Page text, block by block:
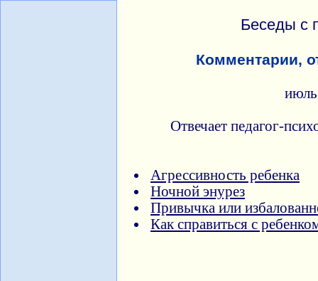
Беседы с
Комментарии,
Отвечает педагог-
Агрессивность ребенка
Ночной энурез
Привычка или
Как справиться с